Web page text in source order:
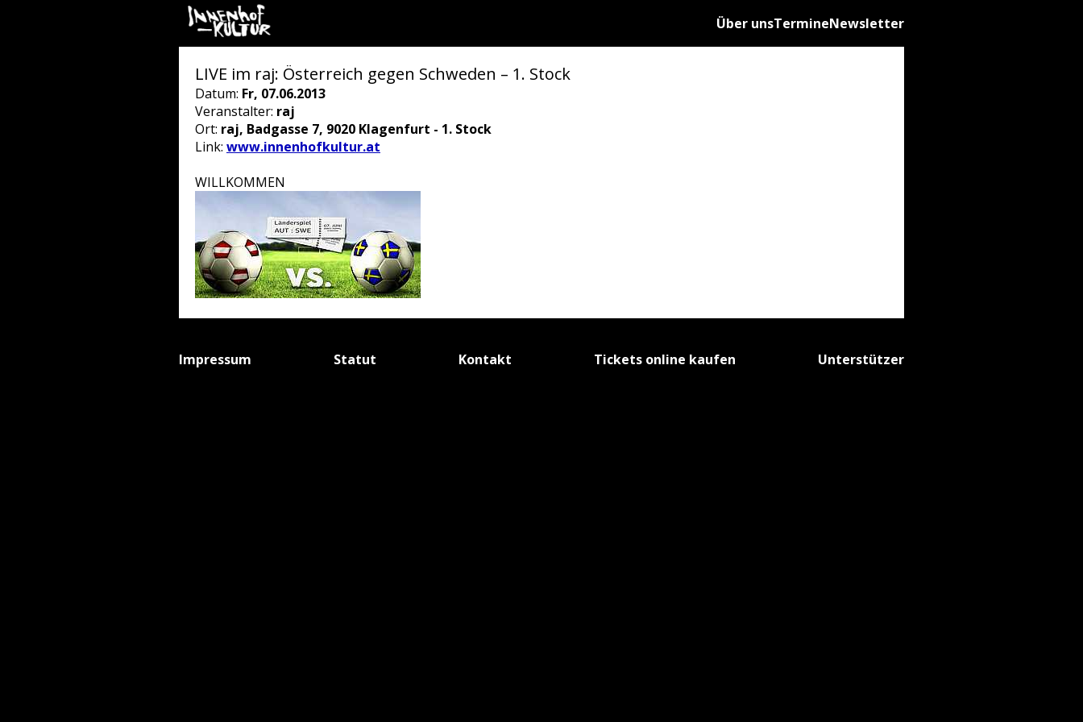
Über unsTermineNewsletter
LIVE im raj: Österreich gegen Schweden – 1. Stock
Datum: Fr, 07.06.2013
Veranstalter: raj
Ort: raj, Badgasse 7, 9020 Klagenfurt - 1. Stock
Link: www.innenhofkultur.at
WILLKOMMEN
Impressum Statut Kontakt Tickets online kaufen Unterstützer